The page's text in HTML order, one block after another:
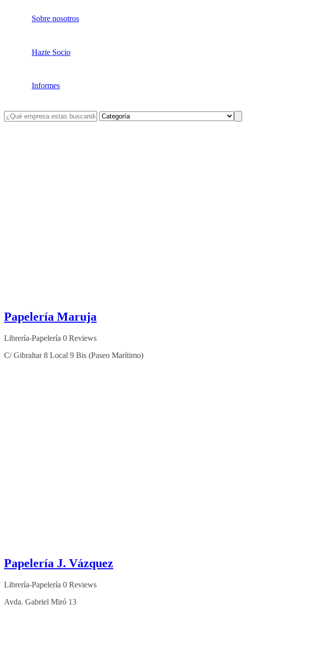
Sobre nosotros
Hazte Socio
Informes
Papelería Maruja
Librería-Papelería 0 Reviews
C/ Gibraltar 8 Local 9 Bis (Paseo Marítimo)
Papelería J. Vázquez
Librería-Papelería 0 Reviews
Avda. Gabriel Miró 13